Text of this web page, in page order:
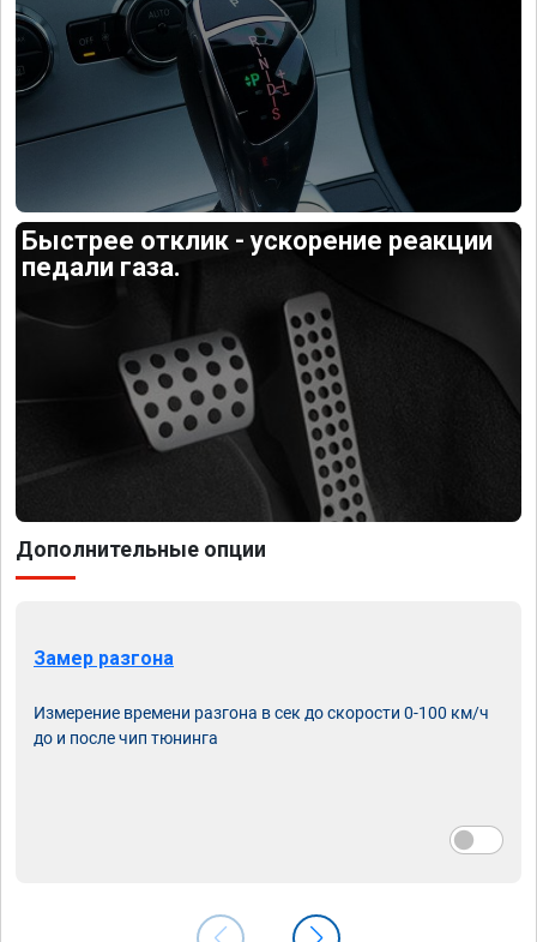
Быстрее отклик - ускорение реакции
педали газа.
Дополнительные опции
Замер разгона
Измерение времени разгона в сек до скорости 0-100 км/ч
до и после чип тюнинга